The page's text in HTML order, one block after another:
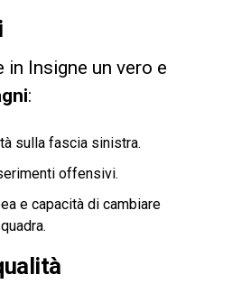
in Insigne un vero e
:
sulla fascia sinistra.
offensivi.
e capacità di cambiare